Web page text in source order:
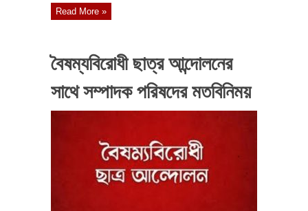
Read More »
বৈষম্যবিরোধী ছাত্র আন্দোলনের
সাথে সম্পাদক পরিষদের মতবিনিময়